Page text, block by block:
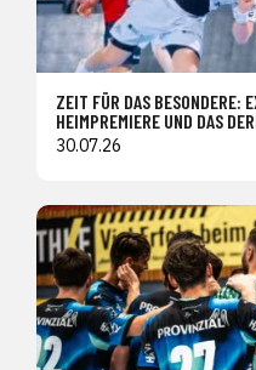
ZEIT FÜR DAS BESONDERE:
HEIMPREMIERE UND DAS
30.07.26